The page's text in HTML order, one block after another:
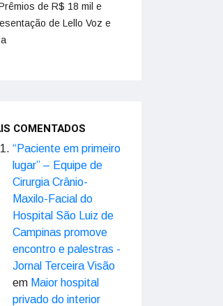
de R$ 18 mil e
de Lello Voz e
COMENTADOS
“Paciente em primeiro
lugar” – Equipe de
Cirurgia Crânio-
Maxilo-Facial do
Hospital São Luiz de
Campinas promove
encontro e palestras -
Jornal Terceira Visão
em Maior hospital
privado do interior